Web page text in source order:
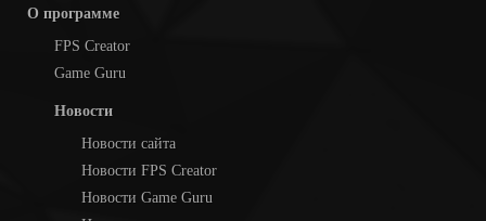
О программе
FPS Creator
Game Guru
Новости
Новости сайта
Новости FPS Creator
Новости Game Guru